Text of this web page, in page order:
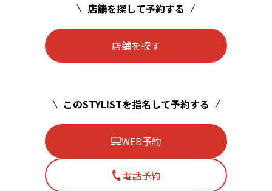
店舗を探して予約する
店舗を探す
このSTYLISTを指名して予約する
WEB予約
電話予約